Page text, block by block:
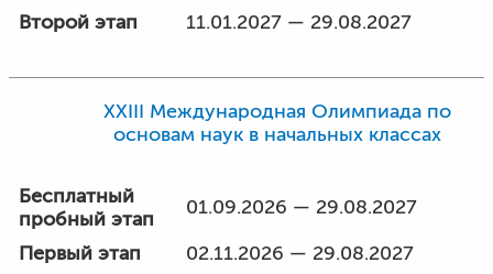
Второй этап
11.01.2027 — 29.08.2027
XXIII Международная Олимпиада по
основам наук в начальных классах
Бесплатный
пробный этап
01.09.2026 — 29.08.2027
Первый этап
02.11.2026 — 29.08.2027